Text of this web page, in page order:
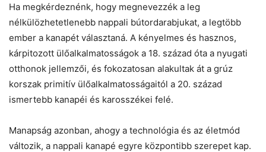
Ha megkérdeznénk, hogy megnevezzék a leg
nélkülözhetetlenebb nappali bútordarabjukat, a legtöbb
ember a kanapét választaná. A kényelmes és hasznos,
kárpitozott ülőalkalmatosságok a 18. század óta a nyugati
otthonok jellemzői, és fokozatosan alakultak át a grúz
korszak primitív ülőalkalmatosságaitól a 20. század
ismertebb kanapéi és karosszékei felé.
Manapság azonban, ahogy a technológia és az életmód
változik, a nappali kanapé egyre központibb szerepet kap.